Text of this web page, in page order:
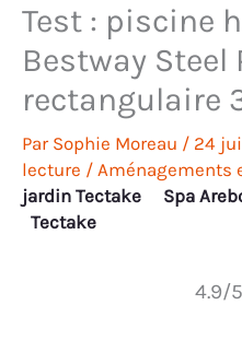
Test : piscine
Bestway Steel
rectangulaire
Par Sophie Moreau / 24
lecture / Aménagements
jardin Tectake
Spa
Tectake
4.9/